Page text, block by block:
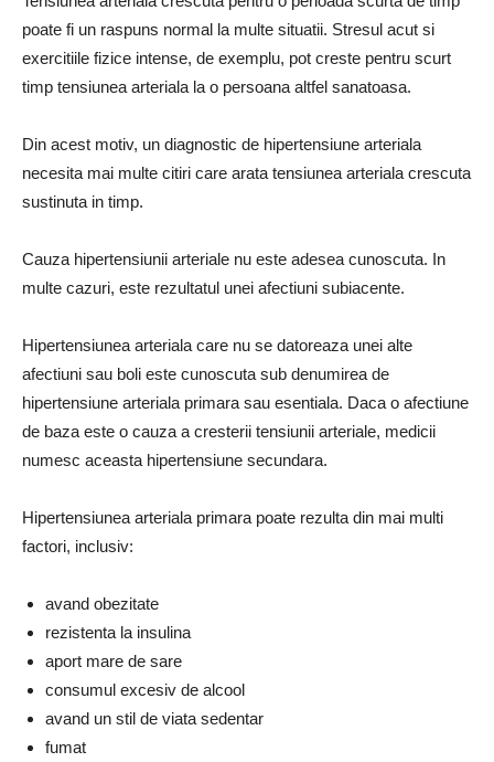
poate fi un raspuns normal la multe situatii. Stresul acut si
exercitiile fizice intense, de exemplu, pot creste pentru scurt
timp tensiunea arteriala la o persoana altfel sanatoasa.
Din acest motiv, un diagnostic de hipertensiune arteriala
necesita mai multe citiri care arata tensiunea arteriala crescuta
sustinuta in timp.
Cauza hipertensiunii arteriale nu este adesea cunoscuta. In
multe cazuri, este rezultatul unei afectiuni subiacente.
Hipertensiunea arteriala care nu se datoreaza unei alte
afectiuni sau boli este cunoscuta sub denumirea de
hipertensiune arteriala primara sau esentiala. Daca o afectiune
de baza este o cauza a cresterii tensiunii arteriale, medicii
numesc aceasta hipertensiune secundara.
Hipertensiunea arteriala primara poate rezulta din mai multi
factori, inclusiv:
avand obezitate
rezistenta la insulina
aport mare de sare
consumul excesiv de alcool
avand un stil de viata sedentar
fumat